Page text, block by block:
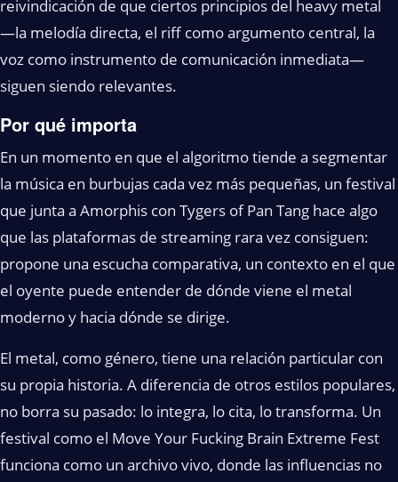
reivindicación de que ciertos principios del heavy metal
—la melodía directa, el riff como argumento central, la
voz como instrumento de comunicación inmediata—
siguen siendo relevantes.
Por qué importa
En un momento en que el algoritmo tiende a segmentar
la música en burbujas cada vez más pequeñas, un festival
que junta a Amorphis con Tygers of Pan Tang hace algo
que las plataformas de streaming rara vez consiguen:
propone una escucha comparativa, un contexto en el que
el oyente puede entender de dónde viene el metal
moderno y hacia dónde se dirige.
El metal, como género, tiene una relación particular con
su propia historia. A diferencia de otros estilos populares,
no borra su pasado: lo integra, lo cita, lo transforma. Un
festival como el Move Your Fucking Brain Extreme Fest
funciona como un archivo vivo, donde las influencias no